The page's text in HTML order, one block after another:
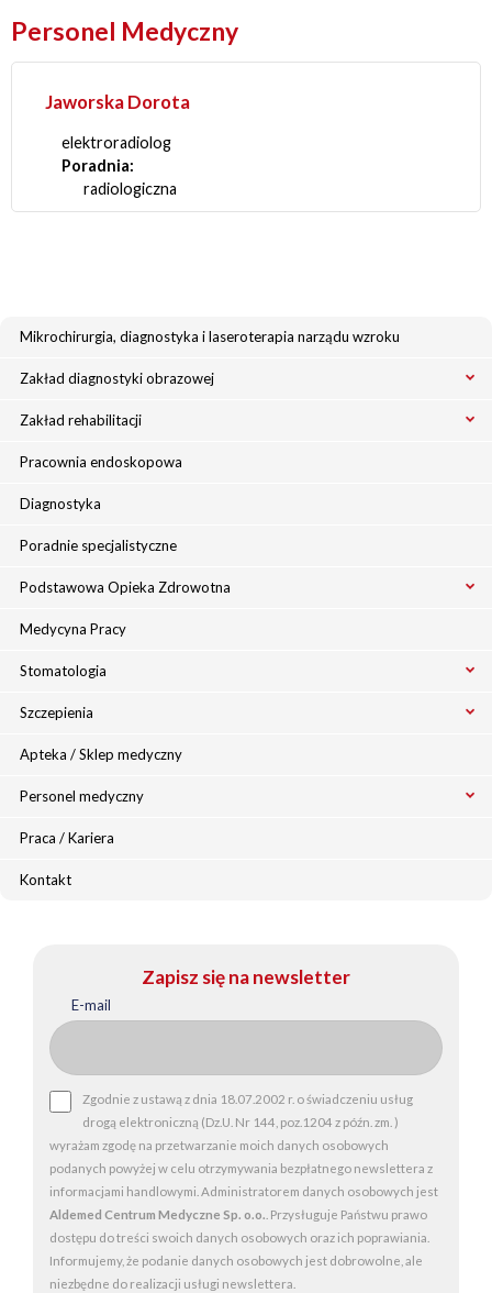
Personel Medyczny
Jaworska Dorota
elektroradiolog
Poradnia:
radiologiczna
Mikrochirurgia, diagnostyka i laseroterapia narządu wzroku
Zakład diagnostyki obrazowej
Zakład rehabilitacji
Pracownia endoskopowa
Diagnostyka
Poradnie specjalistyczne
Podstawowa Opieka Zdrowotna
Medycyna Pracy
Stomatologia
Szczepienia
Apteka / Sklep medyczny
Personel medyczny
Praca / Kariera
Kontakt
Zapisz się na newsletter
E-mail
Zgodnie z ustawą z dnia 18.07.2002 r. o świadczeniu usług
drogą elektroniczną (Dz.U. Nr 144, poz.1204 z późn. zm. )
wyrażam zgodę na przetwarzanie moich danych osobowych
podanych powyżej w celu otrzymywania bezpłatnego newslettera z
informacjami handlowymi. Administratorem danych osobowych jest
Aldemed Centrum Medyczne Sp. o.o. . Przysługuje Państwu prawo
dostępu do treści swoich danych osobowych oraz ich poprawiania.
Informujemy, że podanie danych osobowych jest dobrowolne, ale
niezbędne do realizacji usługi newslettera.